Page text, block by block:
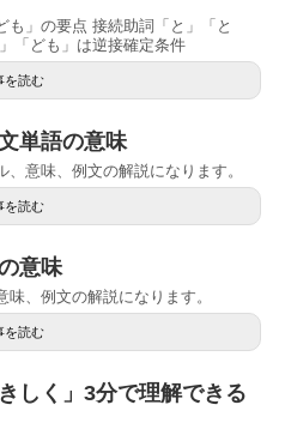
も」の要点 接続助詞「と」「と
「ども」は逆接確定条件
を読む
単語の意味
意味、例文の解説になります。
を読む
意味
、例文の解説になります。
を読む
しく」3分で理解できる